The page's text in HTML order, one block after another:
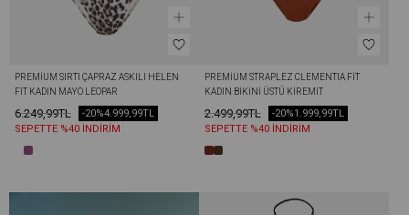
PREMIUM SIRTI ÇAPRAZ ASKILI HELEN
FIT KADIN MAYO LEOPAR
6.249,99TL 4.999,99TL
-20%
SEPETTE %40 İNDİRİM
PREMIUM STRAPLEZ CLEMENTIA FIT
KADIN BIKINI ÜSTÜ KIREMIT
2.499,99TL 1.999,99TL
-20%
SEPETTE %40 İNDİRİM